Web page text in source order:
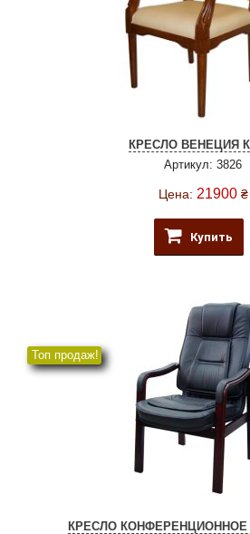
КРЕСЛО ВЕНЕЦИЯ
Артикул: 3826
Цена: 21900 ₴
Купить
Топ продаж!
КРЕСЛО